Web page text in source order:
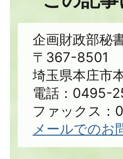
企画財政部秘
〒367-8501
埼玉県本庄市
電話：0495-
ファックス
メールでのお